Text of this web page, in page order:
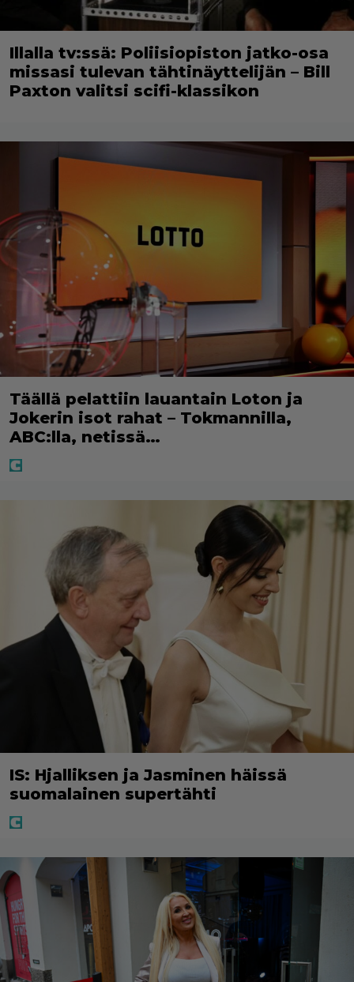
Illalla tv:ssä: Poliisiopiston jatko-osa
missasi tulevan tähtinäyttelijän – Bill
Paxton valitsi scifi-klassikon
Täällä pelattiin lauantain Loton ja
Jokerin isot rahat – Tokmannilla,
ABC:lla, netissä…
IS: Hjalliksen ja Jasminen häissä
suomalainen supertähti